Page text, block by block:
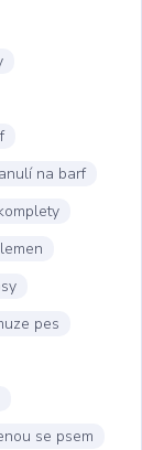
na barf
pes
se psem